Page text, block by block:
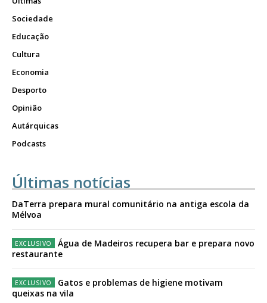
Sociedade
Educação
Cultura
Economia
Desporto
Opinião
Autárquicas
Podcasts
Últimas notícias
DaTerra prepara mural comunitário na antiga escola da
Mélvoa
Água de Madeiros recupera bar e prepara novo
restaurante
Gatos e problemas de higiene motivam
queixas na vila